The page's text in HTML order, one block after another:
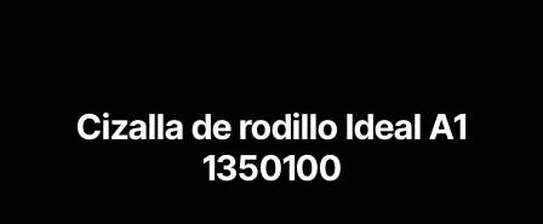
Cizalla de rodillo Ideal A1
1350100